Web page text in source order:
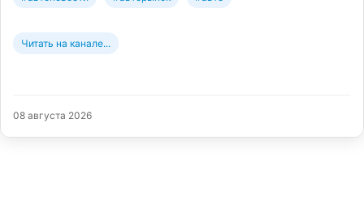
Читать на канале...
08 августа 2026